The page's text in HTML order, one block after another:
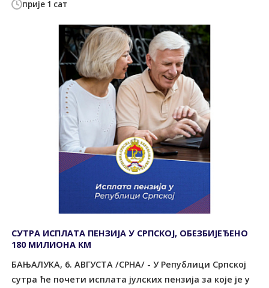
прије 1 сат
СУТРА ИСПЛАТА ПЕНЗИЈА У СРПСКОЈ, ОБЕЗБИЈЕЂЕНО
180 МИЛИОНА КМ
БАЊАЛУКА, 6. АВГУСТА /СРНА/ - У Републици Српској
сутра ће почети исплата јулских пензија за које је у